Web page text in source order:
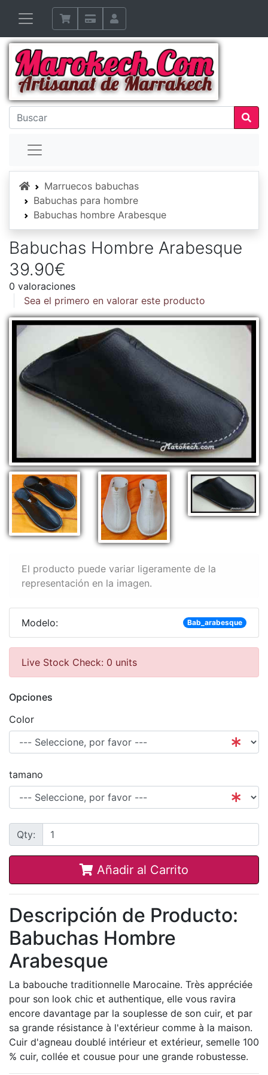
InicioMarruecos babuchas
Babuchas para hombre
Babuchas hombre Arabesque
Babuchas Hombre Arabesque
39.90€
0 valoraciones
Sea el primero en valorar este producto
El producto puede variar ligeramente de la
representación en la imagen.
Modelo: Bab_arabesque
Live Stock Check: 0 units
Opciones
Color
tamano
Qty:
Añadir al Carrito
Descripción de Producto:
Babuchas Hombre
Arabesque
La babouche traditionnelle Marocaine. Très appréciée
pour son look chic et authentique, elle vous ravira
encore davantage par la souplesse de son cuir, et par
sa grande résistance à l'extérieur comme à la maison.
Cuir d'agneau doublé intérieur et extérieur, semelle 100
% cuir, collée et cousue pour une grande robustesse.